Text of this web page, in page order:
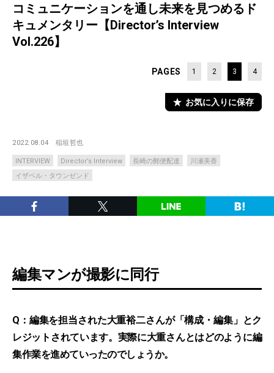
コミュニケーションを通し未来を見つめるド
キュメンタリー【Director’s Interview
Vol.226】
PAGES 1 2 3 4
お気に入りに保存
2022.08.04 稲垣哲也
INTERVIEW Director’s Interview 長崎の郵便配達
川瀬美香
イザベル・タウンゼンド
編集マンが撮影に同行
Q：編集を担当された大重裕二さんが「構成・編集」とク
レジットされています。実際に大重さんとはどのように編
集作業を進めていったのでしょうか。